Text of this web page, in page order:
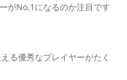
がNo.1になるのか注目です
る優秀なプレイヤーがたく